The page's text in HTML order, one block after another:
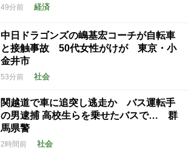
49分前 経済
中日ドラゴンズの嶋基宏コーチが自転車
と接触事故 50代女性がけが 東京・小
金井市
53分前 社会
関越道で車に追突し逃走か バス運転手
の男逮捕 高校生らを乗せたバスで… 群
馬県警
2時間前 社会